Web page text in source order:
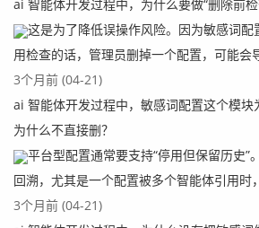
ai 智能体开发过程中，为什么要做“删除前检
这是为了降低误操作风险。因为敏感词配
用检查的话，管理员删掉一个配置，可能会
3个月前 (04-21)
ai 智能体开发过程中，敏感词配置这个模块
为什么不直接删？
平台型配置通常要支持“停用但保留历史”
回溯，尤其是一个配置被多个智能体引用时，
3个月前 (04-21)